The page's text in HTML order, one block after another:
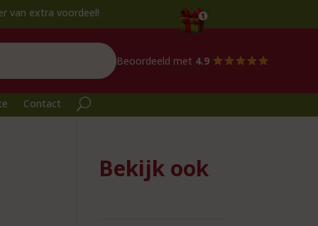
Beoordeeld met 4.9
Contact
Bekijk ook